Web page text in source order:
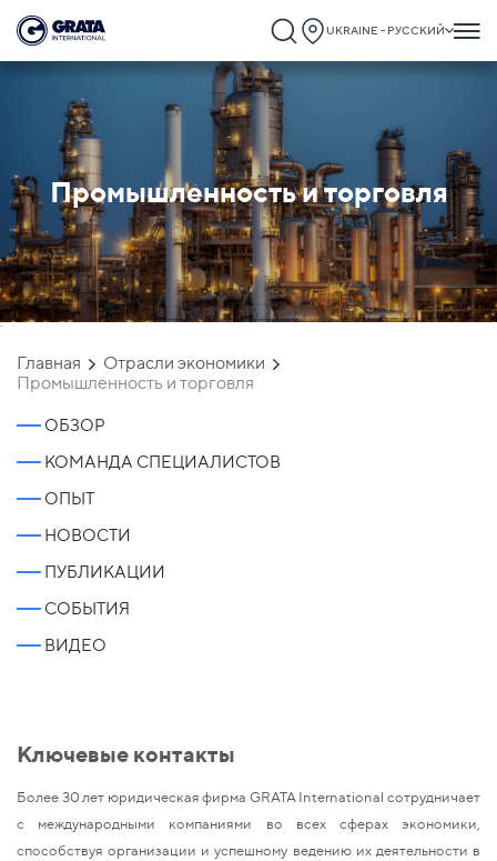
UKRAINE - РУССКИЙ
Промышленность и торговля
`
Главная
Отрасли экономики
Промышленность и торговля
ОБЗОР
КОМАНДА СПЕЦИАЛИСТОВ
ОПЫТ
НОВОСТИ
ПУБЛИКАЦИИ
СОБЫТИЯ
ВИДЕО
Ключевые контакты
Более 30 лет юридическая фирма GRATA International сотрудничает
с международными компаниями во всех сферах экономики,
способствуя организации и успешному ведению их деятельности в